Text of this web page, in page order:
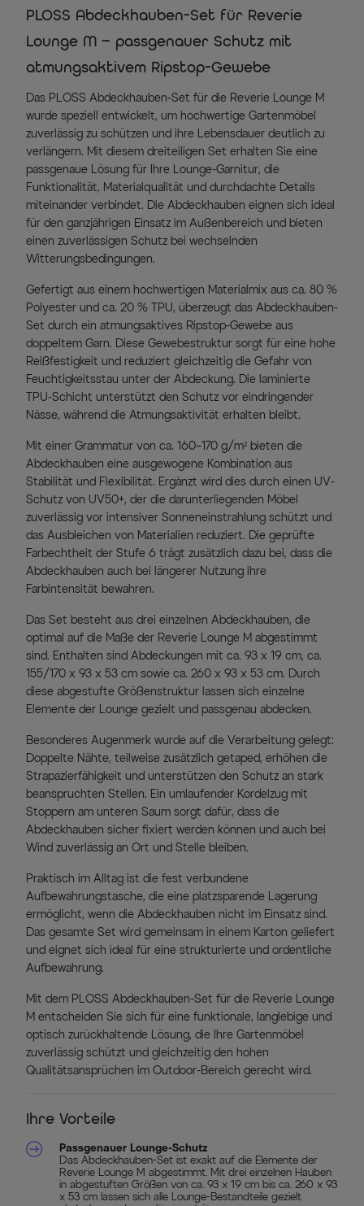
PLOSS Abdeckhauben-Set für Reverie
Lounge M – passgenauer Schutz mit
atmungsaktivem Ripstop-Gewebe
Das PLOSS Abdeckhauben-Set für die Reverie Lounge M
wurde speziell entwickelt, um hochwertige Gartenmöbel
zuverlässig zu schützen und ihre Lebensdauer deutlich zu
verlängern. Mit diesem dreiteiligen Set erhalten Sie eine
passgenaue Lösung für Ihre Lounge-Garnitur, die
Funktionalität, Materialqualität und durchdachte Details
miteinander verbindet. Die Abdeckhauben eignen sich ideal
für den ganzjährigen Einsatz im Außenbereich und bieten
einen zuverlässigen Schutz bei wechselnden
Witterungsbedingungen.
Gefertigt aus einem hochwertigen Materialmix aus ca. 80 %
Polyester und ca. 20 % TPU, überzeugt das Abdeckhauben-
Set durch ein atmungsaktives Ripstop-Gewebe aus
doppeltem Garn. Diese Gewebestruktur sorgt für eine hohe
Reißfestigkeit und reduziert gleichzeitig die Gefahr von
Feuchtigkeitsstau unter der Abdeckung. Die laminierte
TPU-Schicht unterstützt den Schutz vor eindringender
Nässe, während die Atmungsaktivität erhalten bleibt.
Mit einer Grammatur von ca. 160–170 g/m² bieten die
Abdeckhauben eine ausgewogene Kombination aus
Stabilität und Flexibilität. Ergänzt wird dies durch einen UV-
Schutz von UV50+, der die darunterliegenden Möbel
zuverlässig vor intensiver Sonneneinstrahlung schützt und
das Ausbleichen von Materialien reduziert. Die geprüfte
Farbechtheit der Stufe 6 trägt zusätzlich dazu bei, dass die
Abdeckhauben auch bei längerer Nutzung ihre
Farbintensität bewahren.
Das Set besteht aus drei einzelnen Abdeckhauben, die
optimal auf die Maße der Reverie Lounge M abgestimmt
sind. Enthalten sind Abdeckungen mit ca. 93 x 19 cm, ca.
155/170 x 93 x 53 cm sowie ca. 260 x 93 x 53 cm. Durch
diese abgestufte Größenstruktur lassen sich einzelne
Elemente der Lounge gezielt und passgenau abdecken.
Besonderes Augenmerk wurde auf die Verarbeitung gelegt:
Doppelte Nähte, teilweise zusätzlich getaped, erhöhen die
Strapazierfähigkeit und unterstützen den Schutz an stark
beanspruchten Stellen. Ein umlaufender Kordelzug mit
Stoppern am unteren Saum sorgt dafür, dass die
Abdeckhauben sicher fixiert werden können und auch bei
Wind zuverlässig an Ort und Stelle bleiben.
Praktisch im Alltag ist die fest verbundene
Aufbewahrungstasche, die eine platzsparende Lagerung
ermöglicht, wenn die Abdeckhauben nicht im Einsatz sind.
Das gesamte Set wird gemeinsam in einem Karton geliefert
und eignet sich ideal für eine strukturierte und ordentliche
Aufbewahrung.
Mit dem PLOSS Abdeckhauben-Set für die Reverie Lounge
M entscheiden Sie sich für eine funktionale, langlebige und
optisch zurückhaltende Lösung, die Ihre Gartenmöbel
zuverlässig schützt und gleichzeitig den hohen
Qualitätsansprüchen im Outdoor-Bereich gerecht wird.
Ihre Vorteile
Passgenauer Lounge-Schutz
Das Abdeckhauben-Set ist exakt auf die Elemente der
Reverie Lounge M abgestimmt. Mit drei einzelnen Hauben
in abgestuften Größen von ca. 93 x 19 cm bis ca. 260 x 93
x 53 cm lassen sich alle Lounge-Bestandteile gezielt